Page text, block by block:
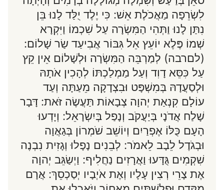
לִשְׂרֵפָה מַאֲכֹלֶת אֵשׁ: כִּי יֶלֶד יֻלַּד לָנוּ בֵּן
נִתַּן לָנוּ וַתְּהִי הַמִּשְׂרָה עַל שִׁכְמוֹ וַיִּקְרָא
שְׁמוֹ פֶּלֶא יוֹעֵץ אֵל גִּבּוֹר אֲבִיעַד שַׂר שָׁלוֹם:
(לםרבה) לְמַרְבֵּה הַמִּשְׂרָה וּלְשָׁלוֹם אֵין קֵץ
עַל כִּסֵּא דָוִד וְעַל מַמְלַכְתּוֹ לְהָכִין אֹתָהּ
וּלְסַעֲדָהּ בְּמִשְׁפָּט וּבִצְדָקָה מֵעַתָּה וְעַד
עוֹלָם קִנְאַת יְהוָה צְבָאוֹת תַּעֲשֶׂה זֹּאת: דָּבָר
שָׁלַח אֲדֹנָי בְּיַעֲקֹב וְנָפַל בְּיִשְׂרָאֵל: וְיָדְעוּ
הָעָם כֻּלּוֹ אֶפְרַיִם וְיוֹשֵׁב שֹׁמְרוֹן בְּגַאֲוָה
וּבְגֹדֶל לֵבָב לֵאמֹר: לְבֵנִים נָפָלוּ וְגָזִית נִבְנֶה
שִׁקְמִים גֻּדָּעוּ וַאֲרָזִים נַחֲלִיף: וַיְשַׂגֵּב יְהוָה
אֶת צָרֵי רְצִין עָלָיו וְאֶת אֹיְבָיו יְסַכְסֵךְ: אֲרָם